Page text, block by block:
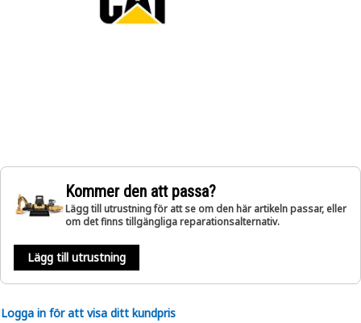
Kommer den att passa?
Lägg till utrustning för att se om den här artikeln passar, eller
om det finns tillgängliga reparationsalternativ.
Lägg till utrustning
Logga in för att visa ditt kundpris